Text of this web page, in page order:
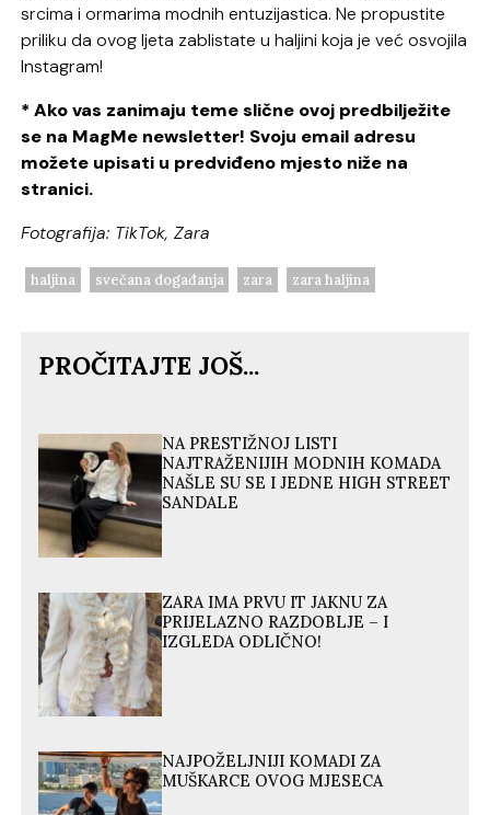
srcima i ormarima modnih entuzijastica. Ne propustite
priliku da ovog ljeta zablistate u haljini koja je već osvojila
Instagram!
* Ako vas zanimaju teme slične ovoj predbilježite
se na MagMe newsletter! Svoju email adresu
možete upisati u predviđeno mjesto niže na
stranici.
Fotografija: TikTok, Zara
haljina svečana događanja zara zara haljina
PROČITAJTE JOŠ...
NA PRESTIŽNOJ LISTI
NAJTRAŽENIJIH MODNIH KOMADA
NAŠLE SU SE I JEDNE HIGH STREET
SANDALE
ZARA IMA PRVU IT JAKNU ZA
PRIJELAZNO RAZDOBLJE – I
IZGLEDA ODLIČNO!
NAJPOŽELJNIJI KOMADI ZA
MUŠKARCE OVOG MJESECA